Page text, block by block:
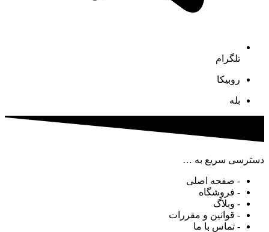
تلگرام
روبیکا
بله
دسترسی سریع به …
- صفحه اصلی
- فروشگاه
- وبلاگ
- قوانین و مقررات
- تماس با ما